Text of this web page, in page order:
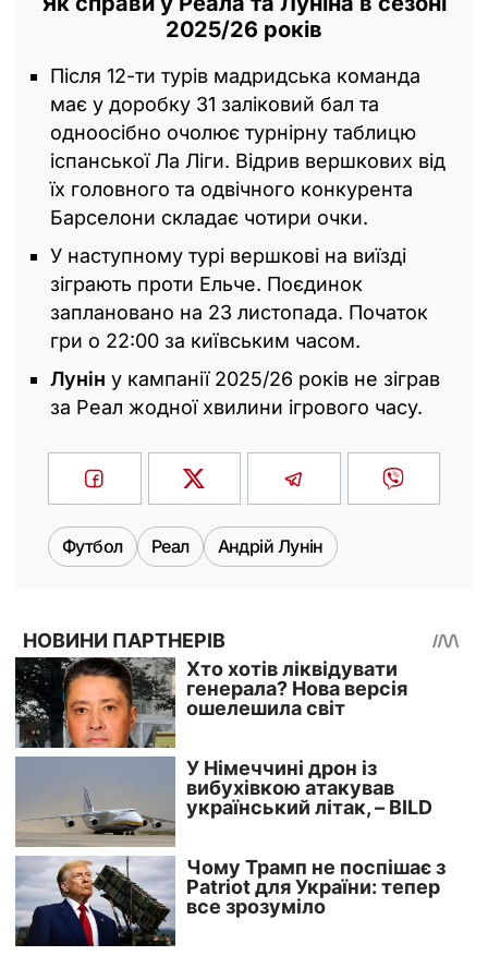
2025/26 років
Після 12-ти турів мадридська команда
має у доробку 31 заліковий бал та
одноосібно очолює турнірну таблицю
іспанської Ла Ліги. Відрив вершкових від
їх головного та одвічного конкурента
Барселони складає чотири очки.
У наступному турі вершкові на виїзді
зіграють проти Ельче. Поєдинок
заплановано на 23 листопада. Початок
гри о 22:00 за київським часом.
Лунін у кампанії 2025/26 років не зіграв
за Реал жодної хвилини ігрового часу.
Футбол Реал Андрій Лунін